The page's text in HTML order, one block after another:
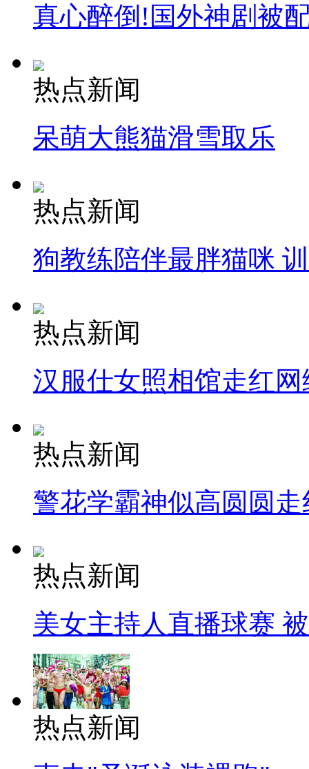
纽约上演“枕头大战”
司机酒驾遇交警 急速倒车逃窜
真心醉倒!国外神剧被
热点新闻
呆萌大熊猫滑雪取乐
热点新闻
狗教练陪伴最胖猫咪
热点新闻
汉服仕女照相馆走红网
热点新闻
警花学霸神似高圆圆走
热点新闻
美女主持人直播球赛
热点新闻